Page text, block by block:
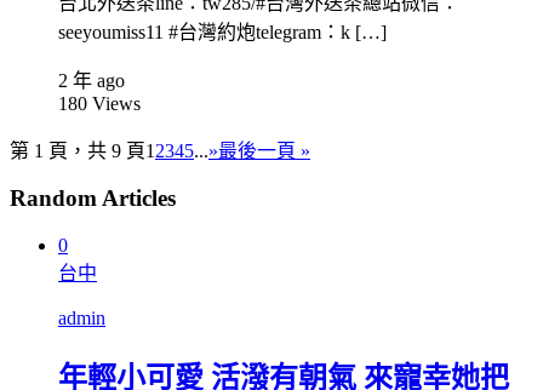
seeyoumiss11 #台灣約炮telegram：k […]
2 年 ago
180 Views
第 1 頁，共 9 頁1 2345...»最後一頁 »
Random Articles
0
台中
admin
年輕小可愛 活潑有朝氣 來寵幸她把